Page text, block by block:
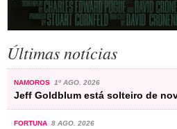
Últimas notícias
NAMOROS 1º AGO. 2026
Jeff Goldblum está solteiro de
FORTUNA 8 AGO. 2026